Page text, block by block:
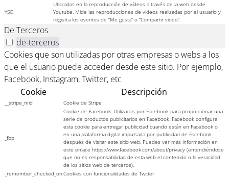
YSC
Utilizadas en la reproducción de vídeos a través de la web desde
Youtube. Mide las reproducciones de videos realizadas por el usuario y
registra los eventos de “Me gusta” o “Compartir video”.
De Terceros
de-terceros
Cookies que son utilizadas por otras empresas o webs a los
que el usuario puede acceder desde este sitio. Por ejemplo,
Facebook, Instagram, Twitter, etc
Cookie
Descripción
__stripe_mid Cookie de Stripe
_fbp
Cookie de Facebook: Utilizadas por Facebook para proporcionar una
serie de productos publicitarios en Facebook. Facebook configura
esta cookie para entregar publicidad cuando están en Facebook o
en una plataforma digital impulsada por publicidad de Facebook
después de visitar este sitio web. Puedes ver más información en
este enlace https://www.facebook.com/about/privacy (entendiéndose
que no es responsabilidad de esta web el contenido o la veracidad
de los sitios web de terceros).
_remember_checked_on Cookies con funcionalidades de Twitter